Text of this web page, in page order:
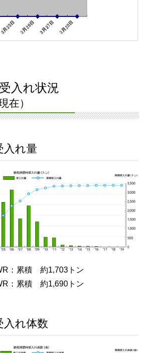
入れ状況
在）
入れ量
：累積 約1,703トン
：累積 約1,690トン
入れ体数